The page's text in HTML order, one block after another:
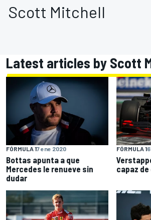
Scott Mitchell
Latest articles by Scott
FÓRMULA 17 ene 2020
Bottas apunta a que
Mercedes le renueve sin
dudar
FÓRMULA 1
capaz